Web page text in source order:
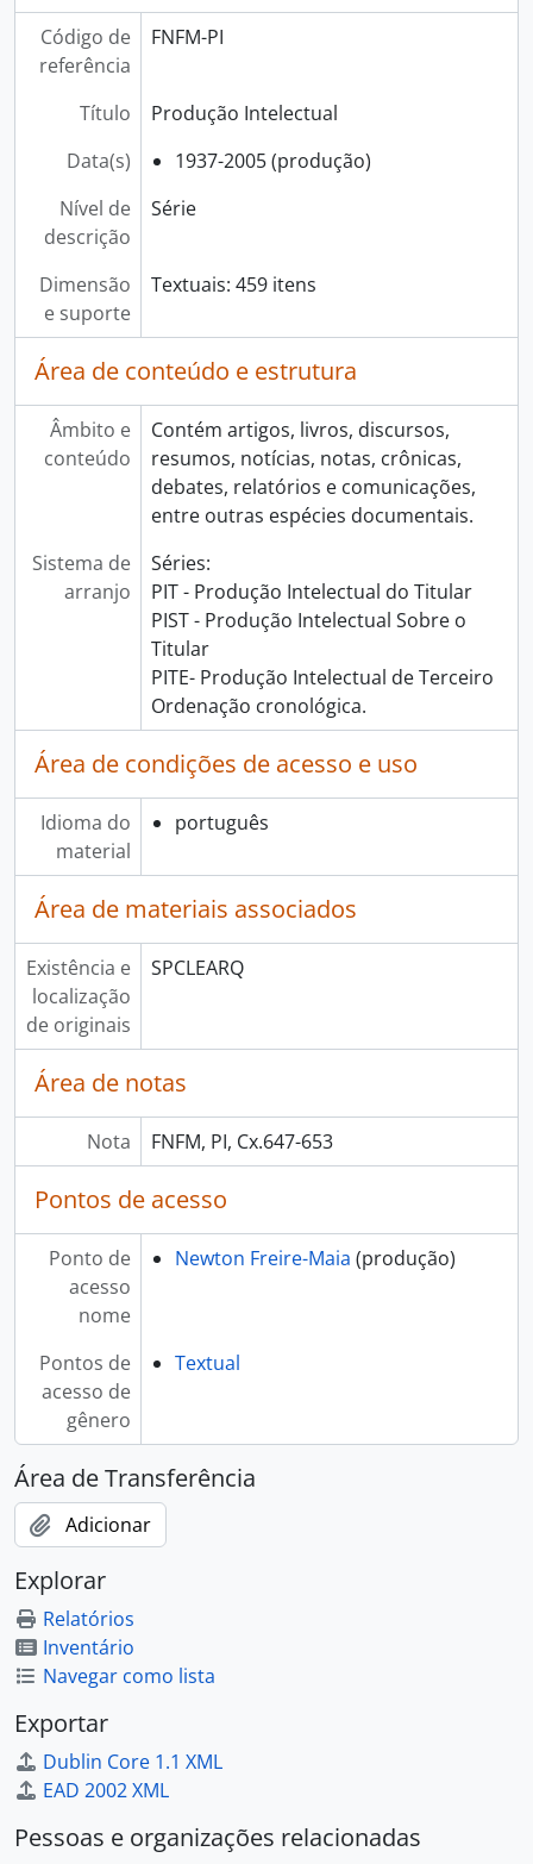
Código de
referência
FNFM-PI
Título
Produção Intelectual
Data(s)
1937-2005 (produção)
Nível de
descrição
Série
Dimensão
e suporte
Textuais: 459 itens
Área de conteúdo e estrutura
Âmbito e
conteúdo
Contém artigos, livros, discursos,
resumos, notícias, notas, crônicas,
debates, relatórios e comunicações,
entre outras espécies documentais.
Sistema de
arranjo
Séries:
PIT - Produção Intelectual do Titular
PIST - Produção Intelectual Sobre o
Titular
PITE- Produção Intelectual de Terceiro
Ordenação cronológica.
Área de condições de acesso e uso
Idioma do
material
português
Área de materiais associados
Existência e
localização
de originais
SPCLEARQ
Área de notas
Nota FNFM, PI, Cx.647-653
Pontos de acesso
Ponto de
acesso
nome
Newton Freire-Maia (produção)
Pontos de
acesso de
gênero
Textual
Área de Transferência
Adicionar
Explorar
Relatórios
Inventário
Navegar como lista
Exportar
Dublin Core 1.1 XML
EAD 2002 XML
Pessoas e organizações relacionadas